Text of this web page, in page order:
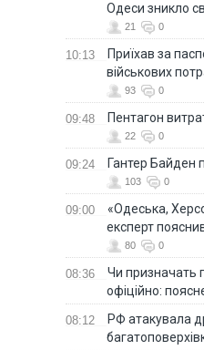
Одеси зникло
21 0
10:13
Приїхав за
військових
93 0
09:48 Пентагон
22 0
09:24 Гантер Байден
103 0
09:00
«Одеська,
експерт
80 0
08:36
Чи призначать
офіційно:
08:12
РФ атакувала